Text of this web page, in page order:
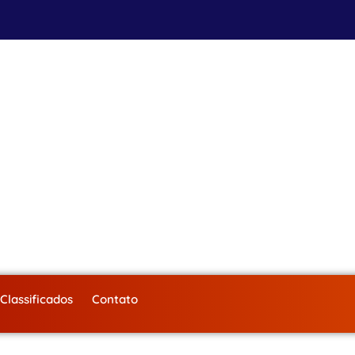
Classificados Contato